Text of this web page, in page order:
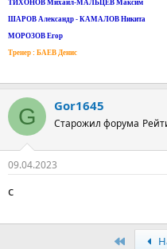
ТИХОНОВ Михаил-МАЛЬЦЕВ Максим
ШАРОВ Александр - КАМАЛОВ Никита
МОРОЗОВ Егор
Тренер : БАЕВ Денис
G Gor1645
Старожил форума
09.04.2023
с
Первый